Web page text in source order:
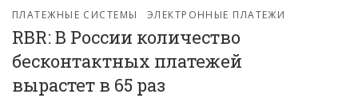
ПЛАТЕЖНЫЕ СИСТЕМЫ ЭЛЕКТРОННЫЕ ПЛАТЕЖИ
RBR: В России количество
бесконтактных платежей
вырастет в 65 раз